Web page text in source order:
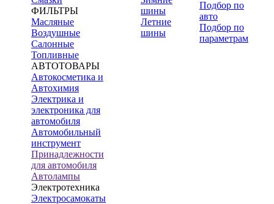
ФИЛЬТРЫ
Масляные
Воздушные
Салонные
Топливные
АВТОТОВАРЫ
Автокосметика и
Автохимия
Электрика и
электроника для
автомобиля
Автомобильный
инструмент
Принадлежности
для автомобиля
Автолампы
Электротехника
Электросамокаты
шины
Летние
шины
Подбор по
авто
Подбор по
параметрам